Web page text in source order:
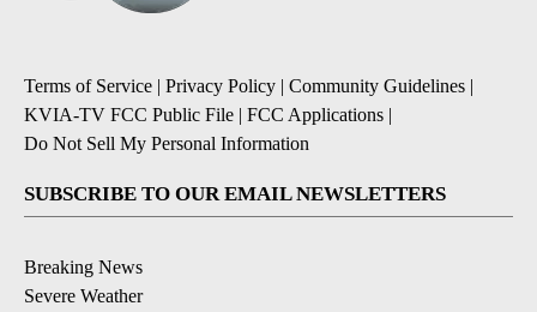
Terms of Service | Privacy Policy | Community Guidelines |
KVIA-TV FCC Public File | FCC Applications |
Do Not Sell My Personal Information
SUBSCRIBE TO OUR EMAIL NEWSLETTERS
Breaking News
Severe Weather